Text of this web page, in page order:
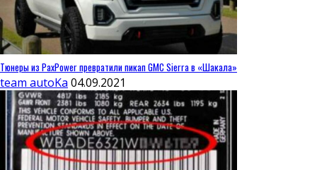
Тюнеры из PaxPower превратили пикап GMC Sierra в «Шакала»
team autoKa 04.09.2021